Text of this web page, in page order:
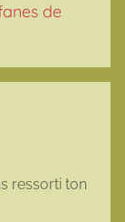
de
ressorti ton